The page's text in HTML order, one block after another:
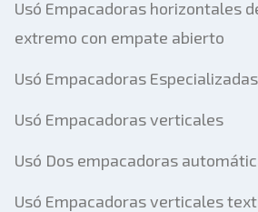
Usó Empacadoras horizontales
extremo con empate abierto
Usó Empacadoras Especializadas
Usó Empacadoras verticales
Usó Dos empacadoras
Usó Empacadoras verticales